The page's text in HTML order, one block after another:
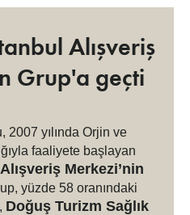
Alışveriş
Grup'a geçti
2007 yılında Orjin ve
faaliyete başlayan
Merkezi’nin
yüzde 58 oranındaki
Doğuş Turizm Sağlık